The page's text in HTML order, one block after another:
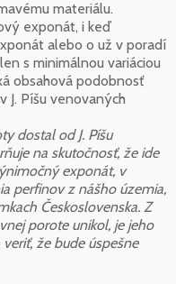
materiálu.
exponát, i keď
alebo o už v poradí
s minimálnou variáciou
obsahová podobnosť
Píšu venovaných
dostal od J. Píšu
na skutočnosť, že ide
exponát, v
perfinov z nášho územia,
Československa. Z
porote unikol, je jeho
že bude úspešne